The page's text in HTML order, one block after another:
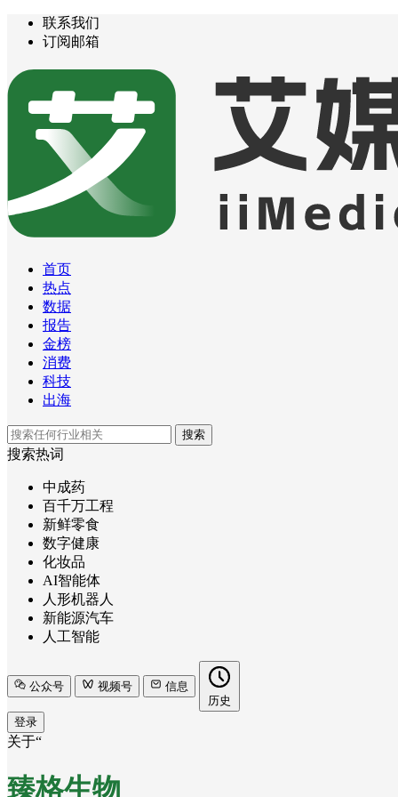
联系我们
订阅邮箱
首页
热点
数据
报告
金榜
消费
科技
出海
搜索
搜索热词
中成药
百千万工程
新鲜零食
数字健康
化妆品
AI智能体
人形机器人
新能源汽车
人工智能
公众号 视频号
信息
历史
登录
关于“
臻格生物